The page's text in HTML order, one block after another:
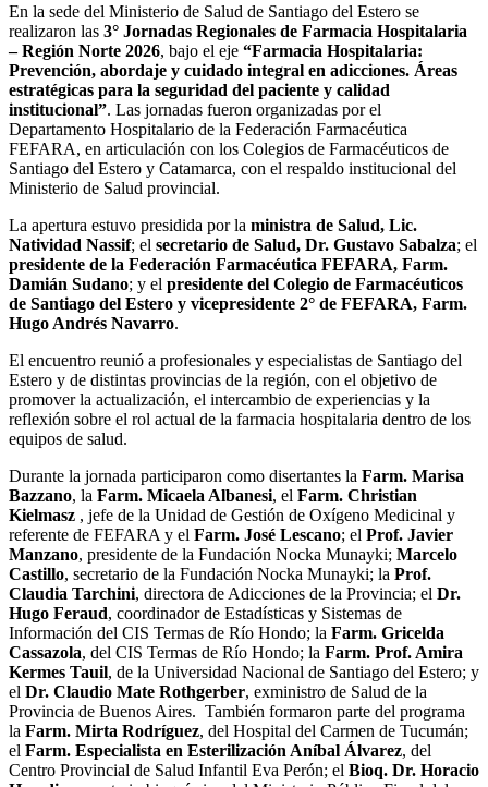
En la sede del Ministerio de Salud de Santiago del Estero se
realizaron las 3° Jornadas Regionales de Farmacia Hospitalaria
– Región Norte 2026, bajo el eje “Farmacia Hospitalaria:
Prevención, abordaje y cuidado integral en adicciones. Áreas
estratégicas para la seguridad del paciente y calidad
institucional”. Las jornadas fueron organizadas por el
Departamento Hospitalario de la Federación Farmacéutica
FEFARA, en articulación con los Colegios de Farmacéuticos de
Santiago del Estero y Catamarca, con el respaldo institucional del
Ministerio de Salud provincial.
La apertura estuvo presidida por la ministra de Salud, Lic.
Natividad Nassif; el secretario de Salud, Dr. Gustavo Sabalza; el
presidente de la Federación Farmacéutica FEFARA, Farm.
Damián Sudano; y el presidente del Colegio de Farmacéuticos
de Santiago del Estero y vicepresidente 2° de FEFARA, Farm.
Hugo Andrés Navarro.
El encuentro reunió a profesionales y especialistas de Santiago del
Estero y de distintas provincias de la región, con el objetivo de
promover la actualización, el intercambio de experiencias y la
reflexión sobre el rol actual de la farmacia hospitalaria dentro de los
equipos de salud.
Durante la jornada participaron como disertantes la Farm. Marisa
Bazzano, la Farm. Micaela Albanesi, el Farm. Christian
Kielmasz , jefe de la Unidad de Gestión de Oxígeno Medicinal y
referente de FEFARA y el Farm. José Lescano; el Prof. Javier
Manzano, presidente de la Fundación Nocka Munayki; Marcelo
Castillo, secretario de la Fundación Nocka Munayki; la Prof.
Claudia Tarchini, directora de Adicciones de la Provincia; el Dr.
Hugo Feraud, coordinador de Estadísticas y Sistemas de
Información del CIS Termas de Río Hondo; la Farm. Gricelda
Cassazola, del CIS Termas de Río Hondo; la Farm. Prof. Amira
Kermes Tauil, de la Universidad Nacional de Santiago del Estero; y
el Dr. Claudio Mate Rothgerber, exministro de Salud de la
Provincia de Buenos Aires. También formaron parte del programa
la Farm. Mirta Rodríguez, del Hospital del Carmen de Tucumán;
el Farm. Especialista en Esterilización Aníbal Álvarez, del
Centro Provincial de Salud Infantil Eva Perón; el Bioq. Dr. Horacio